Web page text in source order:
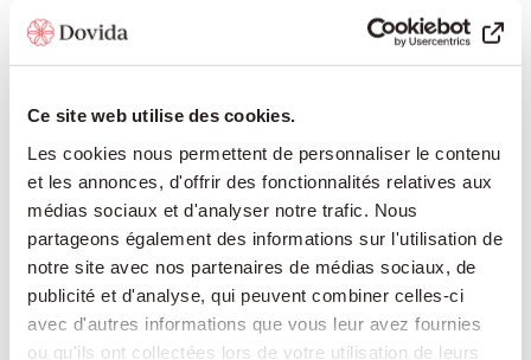
Ce site web utilise des cookies.
Les cookies nous permettent de personnaliser le contenu
et les annonces, d'offrir des fonctionnalités relatives aux
médias sociaux et d'analyser notre trafic. Nous
partageons également des informations sur l'utilisation de
notre site avec nos partenaires de médias sociaux, de
publicité et d'analyse, qui peuvent combiner celles-ci
avec d'autres informations que vous leur avez fournies
ou qu'ils ont collectées lors de votre utilisation de leurs
Accompagnement 24/24
Une présence rassurante de jour comme de
nuit, pour continuer à vivre chez soi en toute
sécurité sans devoir déménager en
établissement médico-social.
Aide à domicile
Cuisine, ménage, lessive ou courses : nous